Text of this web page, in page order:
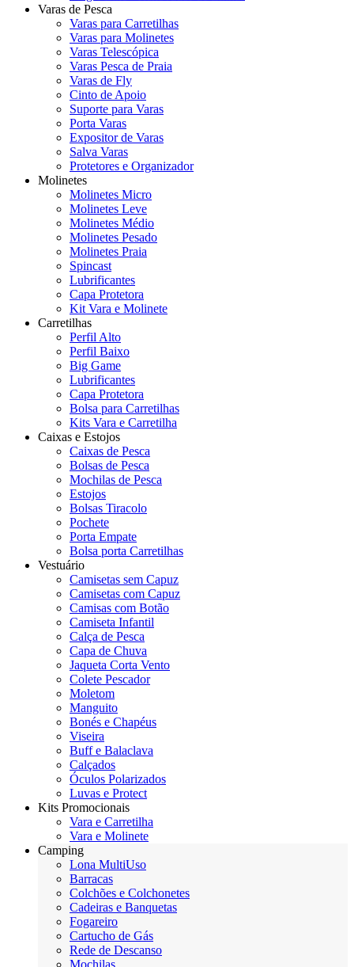
Varas de Pesca
Varas para Carretilhas
Varas para Molinetes
Varas Telescópica
Varas Pesca de Praia
Varas de Fly
Cinto de Apoio
Suporte para Varas
Porta Varas
Expositor de Varas
Salva Varas
Protetores e Organizador
Molinetes
Molinetes Micro
Molinetes Leve
Molinetes Médio
Molinetes Pesado
Molinetes Praia
Spincast
Lubrificantes
Capa Protetora
Kit Vara e Molinete
Carretilhas
Perfil Alto
Perfil Baixo
Big Game
Lubrificantes
Capa Protetora
Bolsa para Carretilhas
Kits Vara e Carretilha
Caixas e Estojos
Caixas de Pesca
Bolsas de Pesca
Mochilas de Pesca
Estojos
Bolsas Tiracolo
Pochete
Porta Empate
Bolsa porta Carretilhas
Vestuário
Camisetas sem Capuz
Camisetas com Capuz
Camisas com Botão
Camiseta Infantil
Calça de Pesca
Capa de Chuva
Jaqueta Corta Vento
Colete Pescador
Moletom
Manguito
Bonés e Chapéus
Viseira
Buff e Balaclava
Calçados
Óculos Polarizados
Luvas e Protect
Kits Promocionais
Vara e Carretilha
Vara e Molinete
Camping
Lona MultiUso
Barracas
Colchões e Colchonetes
Cadeiras e Banquetas
Fogareiro
Cartucho de Gás
Rede de Descanso
Mochilas